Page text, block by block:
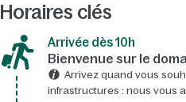
Horaires clés
Arrivée dès 10h​
Bienvenue sur le
Arrivez quand vous
infrastructures : nous vous